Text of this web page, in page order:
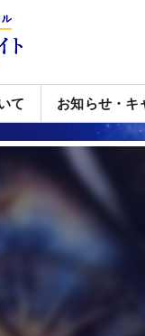
て お知らせ・キ